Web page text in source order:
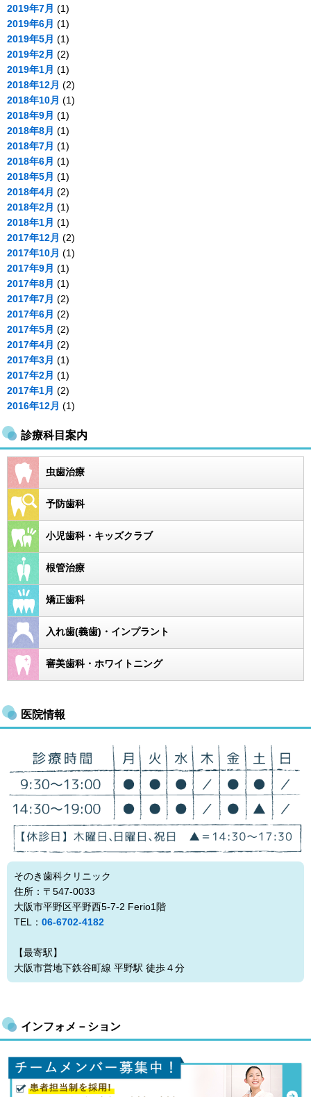
2019年7月 (1)
2019年6月 (1)
2019年5月 (1)
2019年2月 (2)
2019年1月 (1)
2018年12月 (2)
2018年10月 (1)
2018年9月 (1)
2018年8月 (1)
2018年7月 (1)
2018年6月 (1)
2018年5月 (1)
2018年4月 (2)
2018年2月 (1)
2018年1月 (1)
2017年12月 (2)
2017年10月 (1)
2017年9月 (1)
2017年8月 (1)
2017年7月 (2)
2017年6月 (2)
2017年5月 (2)
2017年4月 (2)
2017年3月 (1)
2017年2月 (1)
2017年1月 (2)
2016年12月 (1)
診療科目案内
虫歯治療
予防歯科
小児歯科・キッズクラブ
根管治療
矯正歯科
入れ歯(義歯)・インプラント
審美歯科・ホワイトニング
医院情報
そのき歯科クリニック
住所：〒547-0033
大阪市平野区平野西5-7-2 Ferio1階
TEL： 06-6702-4182
【最寄駅】
大阪市営地下鉄谷町線 平野駅 徒歩４分
インフォメ－ション